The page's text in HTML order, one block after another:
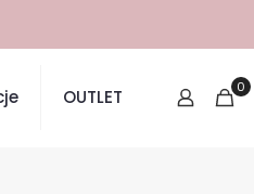
OUTLET 0